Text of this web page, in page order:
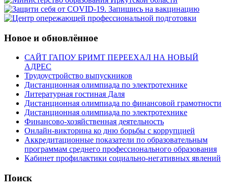
Новое и обновлённое
САЙТ ГАПОУ БРИМТ ПЕРЕЕХАЛ НА НОВЫЙ
АДРЕС
Трудоустройство выпускников
Дистанционная олимпиада по электротехнике
Литературная гостиная Даля
Дистанционная олимпиада по финансовой грамотности
Дистанционная олимпиада по электротехнике
Финансово-хозяйственная деятельность
Онлайн-викторина ко дню борьбы с коррупцией
Аккредитационные показатели по образовательным
программам среднего профессионального образования
Кабинет профилактики социально-негативных явлений
Поиск